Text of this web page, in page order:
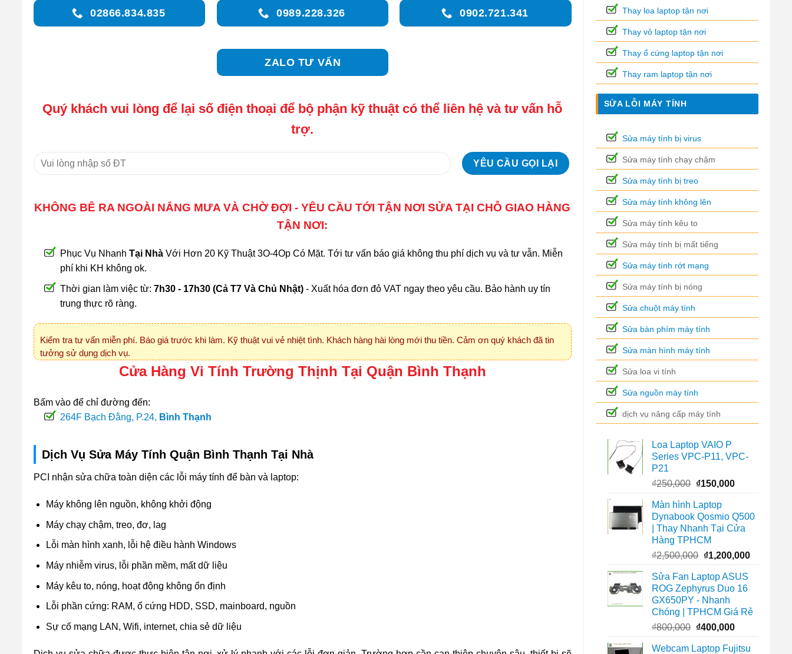
02866.834.835 0989.228.326 0902.721.341
ZALO TƯ VẤN
Quý khách vui lòng để lại số điện thoại để bộ phận kỹ thuật có thể liên hệ và tư vấn hỗ
trợ.
KHÔNG BÊ RA NGOÀI NẮNG MƯA VÀ CHỜ ĐỢI - YÊU CẦU TỚI TẬN NƠI SỬA TẠI CHỖ GIAO HÀNG
TẬN NƠI:
Phục Vụ Nhanh Tại Nhà Với Hơn 20 Kỹ Thuật 3O-4Op Có Mặt. Tới tư vấn báo giá không thu phí dịch vụ và tư vẫn. Miễn
phí khi KH không ok.
Thời gian làm việc từ: 7h30 - 17h30 (Cả T7 Và Chủ Nhật) - Xuất hóa đơn đỏ VAT ngay theo yêu cầu. Bảo hành uy tín
trung thực rõ ràng.
Kiểm tra tư vấn miễn phí. Báo giá trước khi làm. Kỹ thuật vui vẻ nhiệt tình. Khách hàng hài lòng mới thu tiền. Cảm ơn quý khách đã tin
tưởng sử dụng dịch vụ.
Cửa Hàng Vi Tính Trường Thịnh Tại Quận Bình Thạnh
Bấm vào để chỉ đường đến:
264F Bạch Đằng, P.24, Bình Thạnh
Dịch Vụ Sửa Máy Tính Quận Bình Thạnh Tại Nhà
PCI nhận sửa chữa toàn diện các lỗi máy tính để bàn và laptop:
Máy không lên nguồn, không khởi động
Máy chạy chậm, treo, đơ, lag
Lỗi màn hình xanh, lỗi hệ điều hành Windows
Máy nhiễm virus, lỗi phần mềm, mất dữ liệu
Máy kêu to, nóng, hoạt động không ổn định
Lỗi phần cứng: RAM, ổ cứng HDD, SSD, mainboard, nguồn
Sự cố mạng LAN, Wifi, internet, chia sẻ dữ liệu
Thay loa laptop tận nơi
Thay vỏ laptop tận nơi
Thay ổ cứng laptop tận nơi
Thay ram laptop tận nơi
SỬA LỖI MÁY TÍNH
Sửa máy tính bị virus
Sửa máy tính chạy chậm
Sửa máy tính bị treo
Sửa máy tính không lên
Sửa máy tính kêu to
Sửa máy tính bị mất tiếng
Sửa máy tính rớt mạng
Sửa máy tính bị nóng
Sửa chuột máy tính
Sửa bàn phím máy tính
Sửa màn hình máy tính
Sửa loa vi tính
Sửa nguồn máy tính
dịch vụ nâng cấp máy tính
Loa Laptop VAIO P
Series VPC-P11, VPC-
P21
₫250,000 Giá
là:
₫250,000.
₫150,000Giá
là:
₫150,000.
Màn hình Laptop
Dynabook Qosmio Q500
| Thay Nhanh Tại Cửa
Hàng TPHCM
₫2,500,000 Giá
là:
₫2,500,000.
₫1,200,000Giá
Sửa Fan Laptop ASUS
ROG Zephyrus Duo 16
GX650PY - Nhanh
Chóng | TPHCM Giá Rẻ
₫800,000 Giá
là:
₫400,000Giá
tại
Webcam Laptop Fujitsu